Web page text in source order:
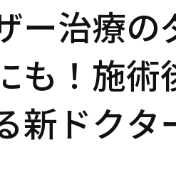
ー治療の
も！施術
新ドクタ